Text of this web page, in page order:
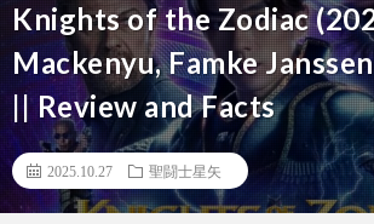
Knights of the Zodiac
Mackenyu, Famke
|| Review and Facts
2025.10.27 聖闘士星矢